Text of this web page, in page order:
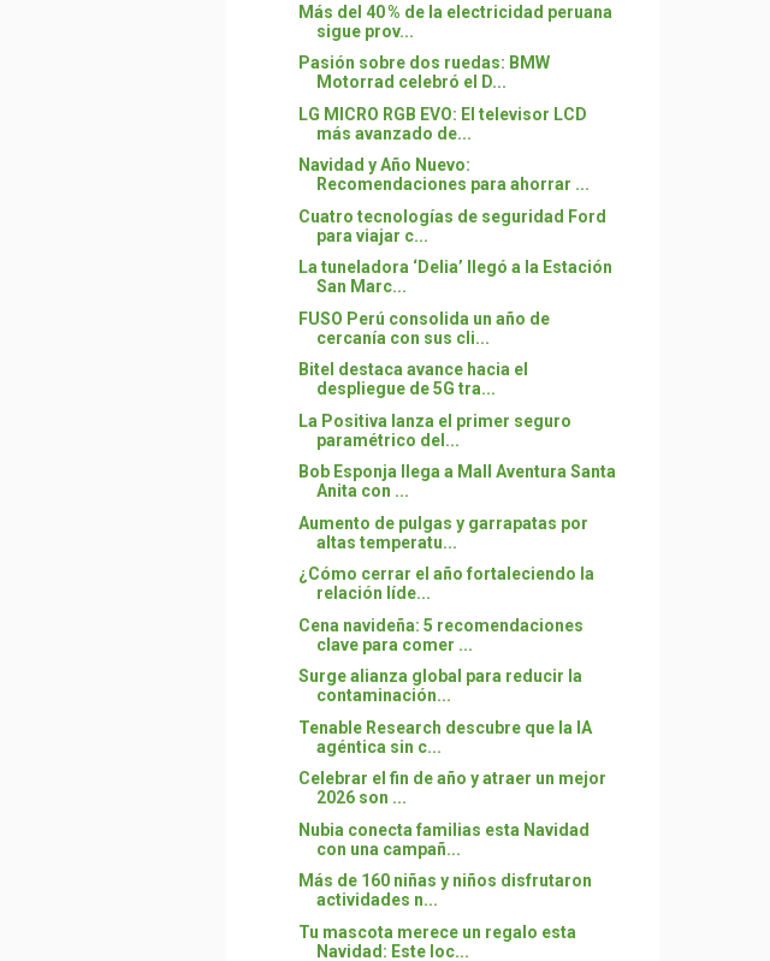
Más del 40 % de la electricidad peruana
sigue prov...
Pasión sobre dos ruedas: BMW
Motorrad celebró el D...
LG MICRO RGB EVO: El televisor LCD
más avanzado de...
Navidad y Año Nuevo:
Recomendaciones para ahorrar ...
Cuatro tecnologías de seguridad Ford
para viajar c...
La tuneladora ‘Delia’ llegó a la Estación
San Marc...
FUSO Perú consolida un año de
cercanía con sus cli...
Bitel destaca avance hacia el
despliegue de 5G tra...
La Positiva lanza el primer seguro
paramétrico del...
Bob Esponja llega a Mall Aventura Santa
Anita con ...
Aumento de pulgas y garrapatas por
altas temperatu...
¿Cómo cerrar el año fortaleciendo la
relación líde...
Cena navideña: 5 recomendaciones
clave para comer ...
Surge alianza global para reducir la
contaminación...
Tenable Research descubre que la IA
agéntica sin c...
Celebrar el fin de año y atraer un mejor
2026 son ...
Nubia conecta familias esta Navidad
con una campañ...
Más de 160 niñas y niños disfrutaron
actividades n...
Tu mascota merece un regalo esta
Navidad: Este loc...